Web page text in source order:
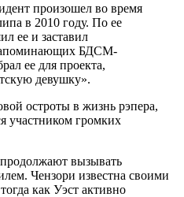
произошел во время
в 2010 году. По ее
ее и заставил
БДСМ-
ее для проекта,
девушку».
остроты в жизнь рэпера,
участником громких
вызывать
Чензори известна своими
как Уэст активно